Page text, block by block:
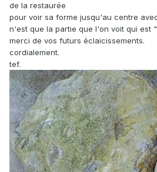
de la restaurée
pour voir sa forme jusqu'au centre
n'est que la partie que l'on voit qui est
merci de vos futurs éclaicissements.
cordialement.
tef.